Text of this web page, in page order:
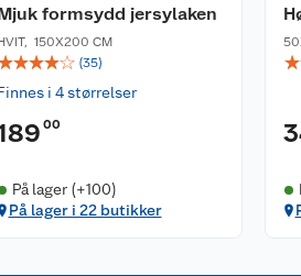
formsydd jersylaken
, 150X200 CM
☆☆☆☆ (35)
i 4 størrelser
00
På lager (+100)
På lager i 22 butikker
☆